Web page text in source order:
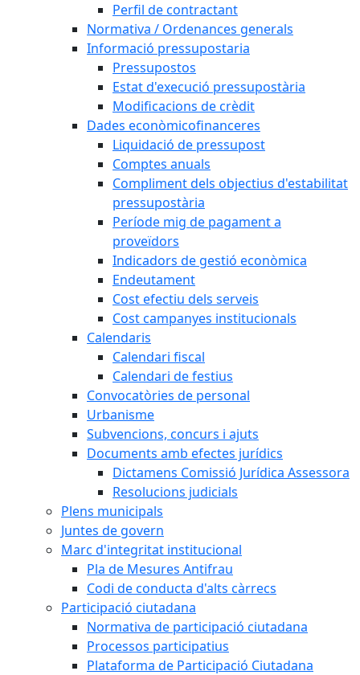
Perfil de contractant
Normativa / Ordenances generals
Informació pressupostaria
Pressupostos
Estat d'execució pressupostària
Modificacions de crèdit
Dades econòmicofinanceres
Liquidació de pressupost
Comptes anuals
Compliment dels objectius d'estabilitat
pressupostària
Període mig de pagament a
proveïdors
Indicadors de gestió econòmica
Endeutament
Cost efectiu dels serveis
Cost campanyes institucionals
Calendaris
Calendari fiscal
Calendari de festius
Convocatòries de personal
Urbanisme
Subvencions, concurs i ajuts
Documents amb efectes jurídics
Dictamens Comissió Jurídica Assessora
Resolucions judicials
Plens municipals
Juntes de govern
Marc d'integritat institucional
Pla de Mesures Antifrau
Codi de conducta d'alts càrrecs
Participació ciutadana
Normativa de participació ciutadana
Processos participatius
Plataforma de Participació Ciutadana